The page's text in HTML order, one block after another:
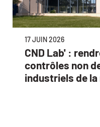
17 JUIN 2026
CND Lab' :
contrôles non
industriels de